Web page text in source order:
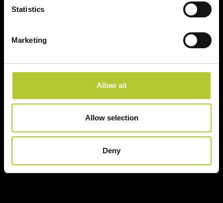
Statistics
Marketing
Allow all
Allow selection
Deny
Ci prendiamo cura dei nostri clienti
consolidata nel tempo
Serramentisti Domal